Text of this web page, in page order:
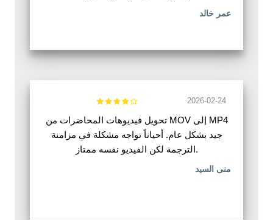
عمر خالد
2026-02-24
تحويل فيديوهات المحاضرات من MOV إلى MP4
جيد بشكل عام. أحياناً تواجه مشكلة في مزامنة
الترجمة لكن الفيديو نفسه ممتاز.
منى السيد